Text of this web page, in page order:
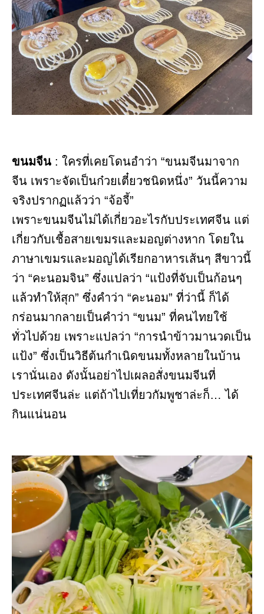
ขนมจีน : ใครที่เคยโดนอำว่า “ขนมจีนมาจาก
จีน เพราะจัดเป็นก๋วยเตี๋ยวชนิดหนึ่ง” วันนี้ความ
จริงปรากฏแล้วว่า “จ้อจี้”
เพราะขนมจีนไม่ได้เกี่ยวอะไรกับประเทศจีน แต่
เกี่ยวกับเชื้อสายเขมรและมอญต่างหาก โดยใน
ภาษาเขมรและมอญได้เรียกอาหารเส้นๆ สีขาวนี้
ว่า “คะนอมจิน” ซึ่งแปลว่า “แป้งที่จับเป็นก้อนๆ
แล้วทำให้สุก” ซึ่งคำว่า “คะนอม” ที่ว่านี้ ก็ได้
กร่อนมากลายเป็นคำว่า “ขนม” ที่คนไทยใช้
ทั่วไปด้วย เพราะแปลว่า “การนำข้าวมานวดเป็น
แป้ง” ซึ่งเป็นวิธีต้นกำเนิดขนมทั้งหลายในบ้าน
เรานั่นเอง ดังนั้นอย่าไปเผลอสั่งขนมจีนที่
ประเทศจีนล่ะ แต่ถ้าไปเที่ยวกัมพูชาล่ะก็… ได้
กินแน่นอน